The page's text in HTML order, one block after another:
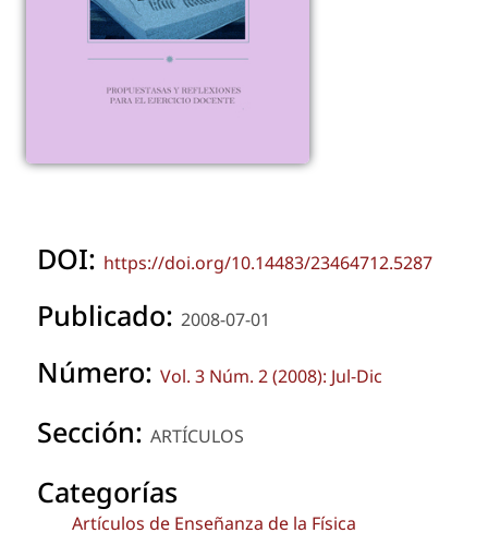
DOI: https://doi.org/10.14483/23464712.5287
Publicado: 2008-07-01
Número: Vol. 3 Núm. 2 (2008): Jul-Dic
Sección: ARTÍCULOS
Categorías
Artículos de Enseñanza de la Física